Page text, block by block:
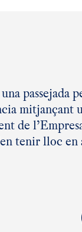
passejada
mitjançant
de
tenir lloc en